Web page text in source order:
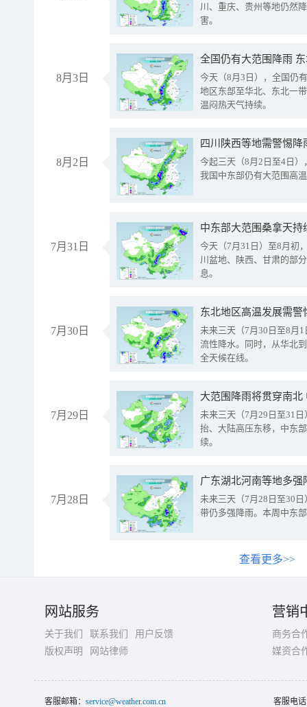
川、重庆、贵州等地仍然
害。
8月3日
全国仍有大范围降雨
今天（8月3日），全国仍
地区东部至华北、东北一
温闷热天气持续。
8月2日
今起三天（8月2日至4日
我国中东部仍有大范围高
7月31日
中东部大范围桑拿天
今天（7月31日）至8月初
川盆地、陕西、甘肃的部
息。
7月30日
东北地区高温发展需
未来三天（7月30日至8月
流性降水。同时，从华北
全天候在线。
7月29日
大范围降雨将贯穿南
未来三天（7月29日至31
抬、大陆高压东移，中东
续。
7月28日
广东湖北河南等地多
未来三天（7月28日至30
带仍多强降雨。本周中东
查看更多>>
网站服务
关于我们 联系我们
用户反馈
版权声明
网站律师
营销
商务合
媒资合
客服邮箱： service@weather.com.cn 客服电